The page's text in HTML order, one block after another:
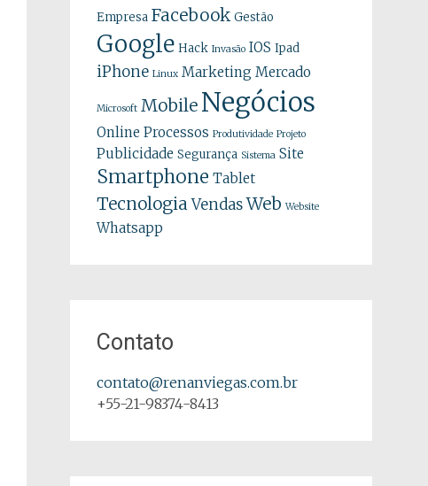
Empresa Facebook Gestão
Google Hack Invasão IOS Ipad
iPhone Linux Marketing Mercado
Microsoft Mobile Negócios
Online Processos Produtividade Projeto
Publicidade Segurança Sistema Site
Smartphone Tablet
TecnologiaVendasWeb Website
Whatsapp
Contato
contato@renanviegas.com.br
+55-21-98374-8413